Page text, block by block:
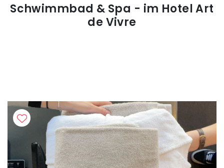
Schwimmbad & Spa - im Hotel Art
de Vivre